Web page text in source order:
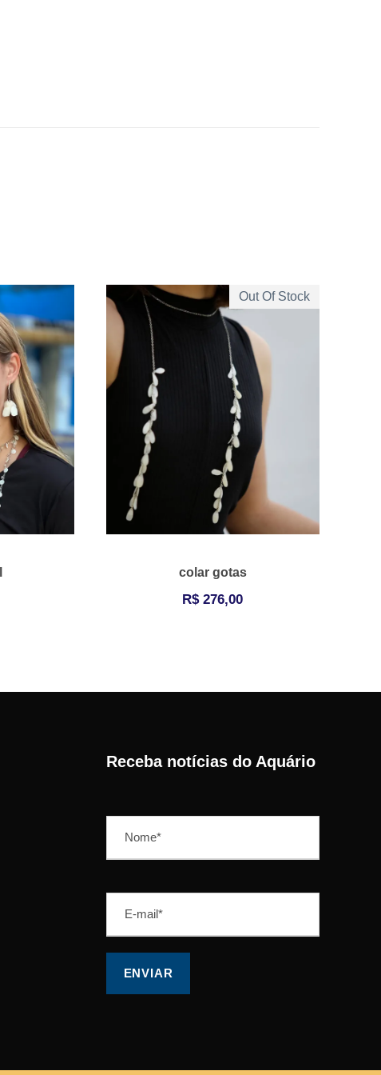
Out Of Stock
colar gotas
R$276,00
Receba notícias do Aquário